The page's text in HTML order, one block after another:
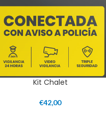
Kit Chalet
€42,00